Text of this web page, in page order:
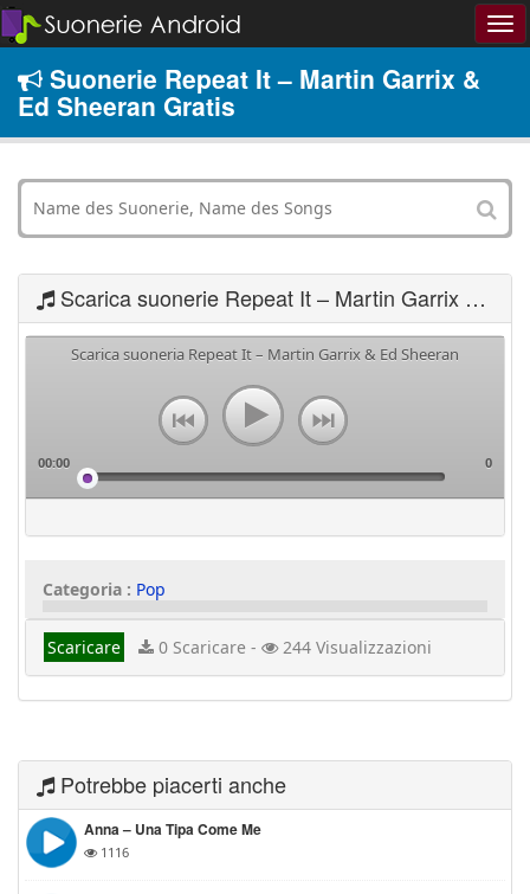
Suonerie Repeat It – Martin Garrix &
Ed Sheeran Gratis
Scarica suonerie Repeat It – Martin Garrix & Ed Sheeran
Scarica suoneria Repeat It – Martin Garrix & Ed Sheeran
00:00 0
Categoria : Pop
Scaricare 0 Scaricare - 244 Visualizzazioni
Potrebbe piacerti anche
Anna – Una Tipa Come Me
1116